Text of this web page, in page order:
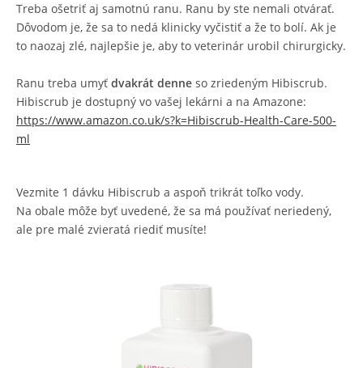
Treba ošetriť aj samotnú ranu. Ranu by ste nemali otvárať.
Dôvodom je, že sa to nedá klinicky vyčistiť a že to bolí. Ak je
to naozaj zlé, najlepšie je, aby to veterinár urobil chirurgicky.
Ranu treba umyť dvakrát denne so zriedeným Hibiscrub.
Hibiscrub je dostupný vo vašej lekárni a na Amazone:
https://www.amazon.co.uk/s?k=Hibiscrub-Health-Care-500-
ml
Vezmite 1 dávku Hibiscrub a aspoň trikrát toľko vody.
Na obale môže byť uvedené, že sa má používať neriedený,
ale pre malé zvieratá riediť musíte!